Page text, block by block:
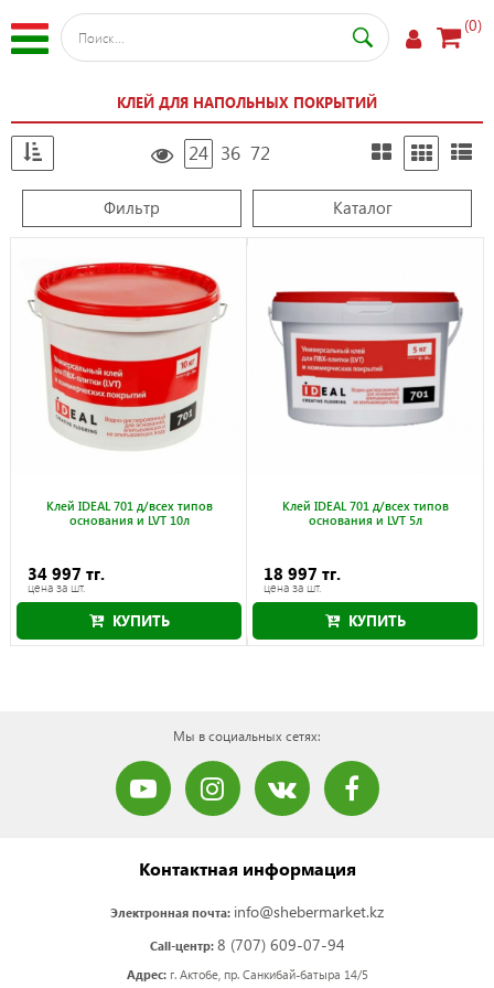
(0)
КЛЕЙ ДЛЯ НАПОЛЬНЫХ ПОКРЫТИЙ
24 36 72
Фильтр Каталог
Клей IDEAL 701 д/всех типов
основания и LVT 10л
34 997 тг.
цена за шт.
КУПИТЬ
Клей IDEAL 701 д/всех типов
основания и LVT 5л
18 997 тг.
цена за шт.
КУПИТЬ
Мы в социальных сетях:
Контактная информация
Электронная почта: info@shebermarket.kz
Call-центр: 8 (707) 609-07-94
Адрес:г. Актобе, пр. Санкибай-батыра 14/5